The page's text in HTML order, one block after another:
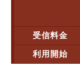
受信料金
利用開始